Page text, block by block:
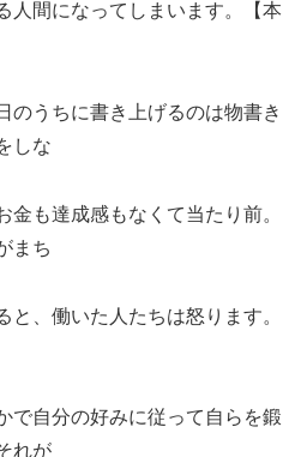
人間になってしまいます。【本
うちに書き上げるのは物書き
しな
金も達成感もなくて当たり前。
まち
と、働いた人たちは怒ります。
自分の好みに従って自らを鍛
れが